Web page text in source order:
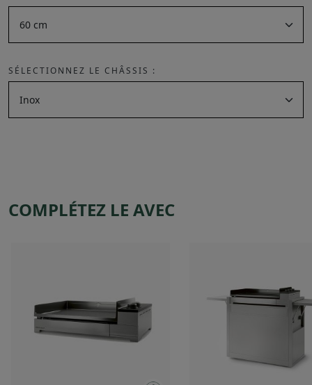
SÉLECTIONNEZ LE CHÂSSIS :
COMPLÉTEZ LE AVEC